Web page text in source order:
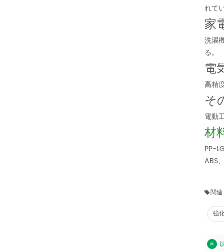
れて
家
洗濯
る。
電
高精
そ
電動
材
PP-
ABS
関
強